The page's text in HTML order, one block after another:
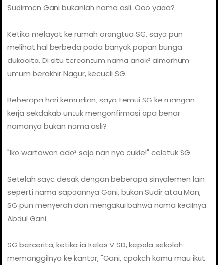
Sudirman Gani bukanlah nama asli. Ooo yaaa?
Ketika melayat ke rumah orangtua SG, saya pun
melihat hal berbeda pada banyak papan bunga
dukacita. Di situ tercantum nama anak² almarhum
umum berakhir Nagur, kecuali SG.
Beberapa hari kemudian, saya temui SG ke ruangan
kerja sekdakab untuk mengonfirmasi apa benar
namanya bukan nama asli?
"Iko wartawan ado² sajo nan nyo cukie!" celetuk SG.
Setelah saya desak dengan beberapa sinyalemen lain
seperti nama sapaannya Gani, bukan Sudir atau Man,
SG pun menyerah dan mengakui bahwa nama kecilnya
Abdul Gani.
SG bercerita, ketika ia Kelas V SD, kepala sekolah
memanggilnya ke kantor, "Gani, apakah kamu mau ikut